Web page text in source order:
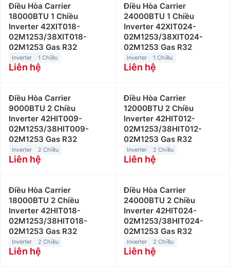
Điều Hòa Carrier
18000BTU 1 Chiều
Inverter 42XIT018-
02M1253/38XIT018-
02M1253 Gas R32
Inverter 1 Chiều
Liên hệ
Điều Hòa Carrier
24000BTU 1 Chiều
Inverter 42XIT024-
02M1253/38XIT024-
02M1253 Gas R32
Inverter 1 Chiều
Liên hệ
Điều Hòa Carrier
9000BTU 2 Chiều
Inverter 42HIT009-
02M1253/38HIT009-
02M1253 Gas R32
Inverter 2 Chiều
Liên hệ
Điều Hòa Carrier
12000BTU 2 Chiều
Inverter 42HIT012-
02M1253/38HIT012-
02M1253 Gas R32
Inverter 2 Chiều
Liên hệ
Điều Hòa Carrier
18000BTU 2 Chiều
Inverter 42HIT018-
02M1253/38HIT018-
02M1253 Gas R32
Inverter 2 Chiều
Liên hệ
Điều Hòa Carrier
24000BTU 2 Chiều
Inverter 42HIT024-
02M1253/38HIT024-
02M1253 Gas R32
Inverter 2 Chiều
Liên hệ